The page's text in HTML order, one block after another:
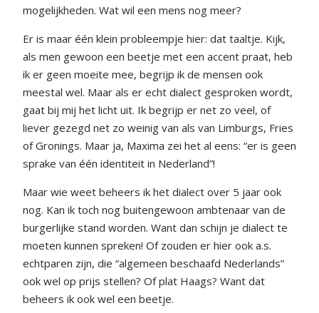
mogelijkheden. Wat wil een mens nog meer?
Er is maar één klein probleempje hier: dat taaltje. Kijk,
als men gewoon een beetje met een accent praat, heb
ik er geen moeite mee, begrijp ik de mensen ook
meestal wel. Maar als er echt dialect gesproken wordt,
gaat bij mij het licht uit. Ik begrijp er net zo veel, of
liever gezegd net zo weinig van als van Limburgs, Fries
of Gronings. Maar ja, Maxima zei het al eens: “er is geen
sprake van één identiteit in Nederland”!
Maar wie weet beheers ik het dialect over 5 jaar ook
nog. Kan ik toch nog buitengewoon ambtenaar van de
burgerlijke stand worden. Want dan schijn je dialect te
moeten kunnen spreken! Of zouden er hier ook a.s.
echtparen zijn, die “algemeen beschaafd Nederlands”
ook wel op prijs stellen? Of plat Haags? Want dat
beheers ik ook wel een beetje.